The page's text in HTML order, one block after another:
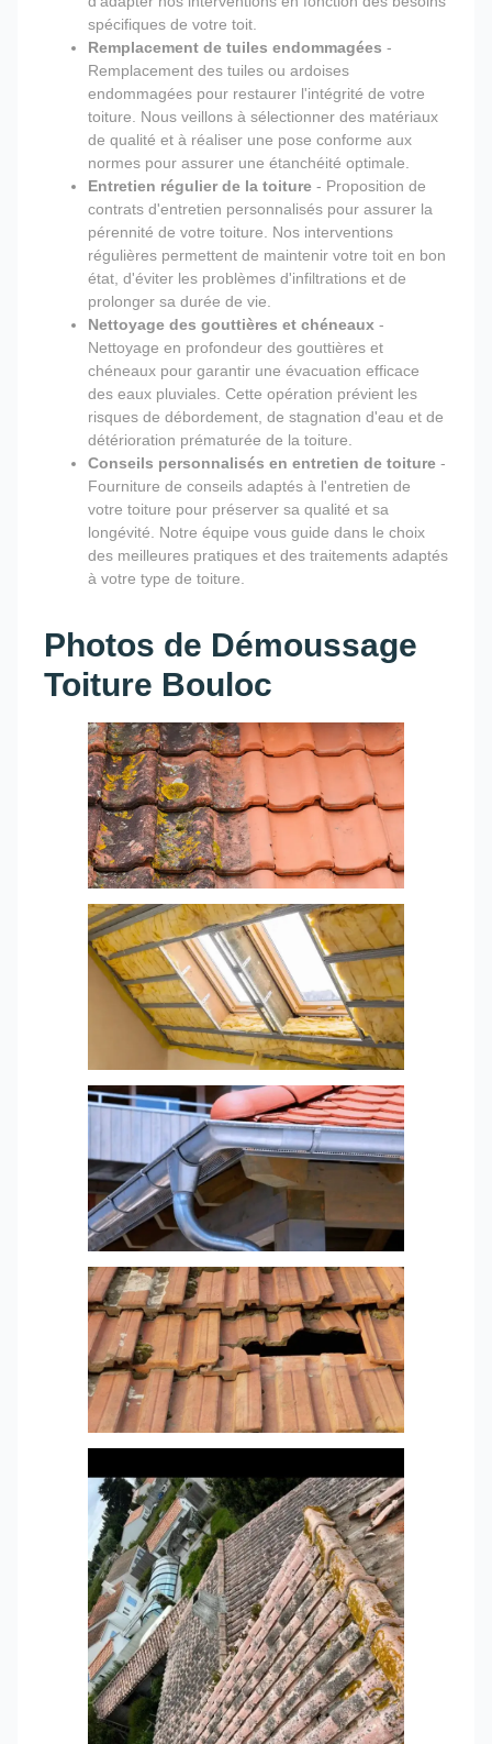
spécifiques de votre toit.
Remplacement de tuiles endommagées -
Remplacement des tuiles ou ardoises
endommagées pour restaurer l'intégrité de votre
toiture. Nous veillons à sélectionner des matériaux
de qualité et à réaliser une pose conforme aux
normes pour assurer une étanchéité optimale.
Entretien régulier de la toiture - Proposition de
contrats d'entretien personnalisés pour assurer la
pérennité de votre toiture. Nos interventions
régulières permettent de maintenir votre toit en bon
état, d'éviter les problèmes d'infiltrations et de
prolonger sa durée de vie.
Nettoyage des gouttières et chéneaux -
Nettoyage en profondeur des gouttières et
chéneaux pour garantir une évacuation efficace
des eaux pluviales. Cette opération prévient les
risques de débordement, de stagnation d'eau et de
détérioration prématurée de la toiture.
Conseils personnalisés en entretien de toiture -
Fourniture de conseils adaptés à l'entretien de
votre toiture pour préserver sa qualité et sa
longévité. Notre équipe vous guide dans le choix
des meilleures pratiques et des traitements adaptés
à votre type de toiture.
Photos de Démoussage
Toiture Bouloc